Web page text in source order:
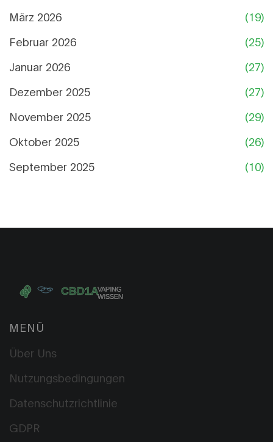
März 2026
(19)
Februar 2026
(25)
Januar 2026
(27)
Dezember 2025
(27)
November 2025
(29)
Oktober 2025
(26)
September 2025
(10)
MENÜ
Über Uns
Nutzungsbedingungen
Datenschutzrichtlinie
GDPR